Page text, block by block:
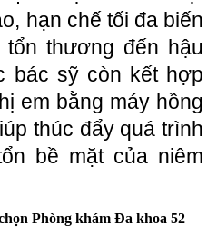
hạn chế tối đa biến
tổn thương đến hậu
bác sỹ còn kết hợp
em bằng máy hồng
thúc đẩy quá trình
bề mặt của niêm
Phòng khám Đa khoa 52